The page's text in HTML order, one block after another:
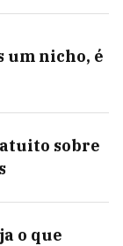
um nicho, é
sobre
o que